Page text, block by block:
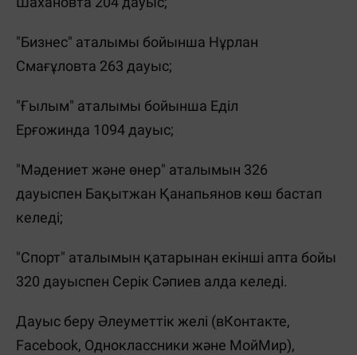
"Бизнес" аталымы бойынша Нұрлан
Смағұловта 263 дауыс;
"Ғылым" аталымы бойынша Еділ
Ерғожинда 1094 дауыс;
"Мәдениет және өнер" аталымын 326
дауыспен Бақытжан Қанапьянов көш бастап
келеді;
"Спорт" аталымын қатарынан екінші апта бойы
320 дауыспен Серік Сәпиев алда келеді.
Дауыс беру Әлеуметтік желі (вКонтакте,
Facebook, Одноклассники және МойМир),